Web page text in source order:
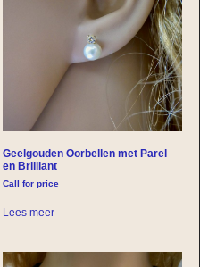
Geelgouden Oorbellen met Parel
en Brilliant
Call for price
Lees meer